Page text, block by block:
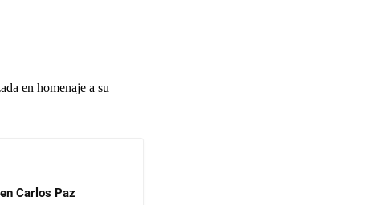
en homenaje a su
Carlos Paz